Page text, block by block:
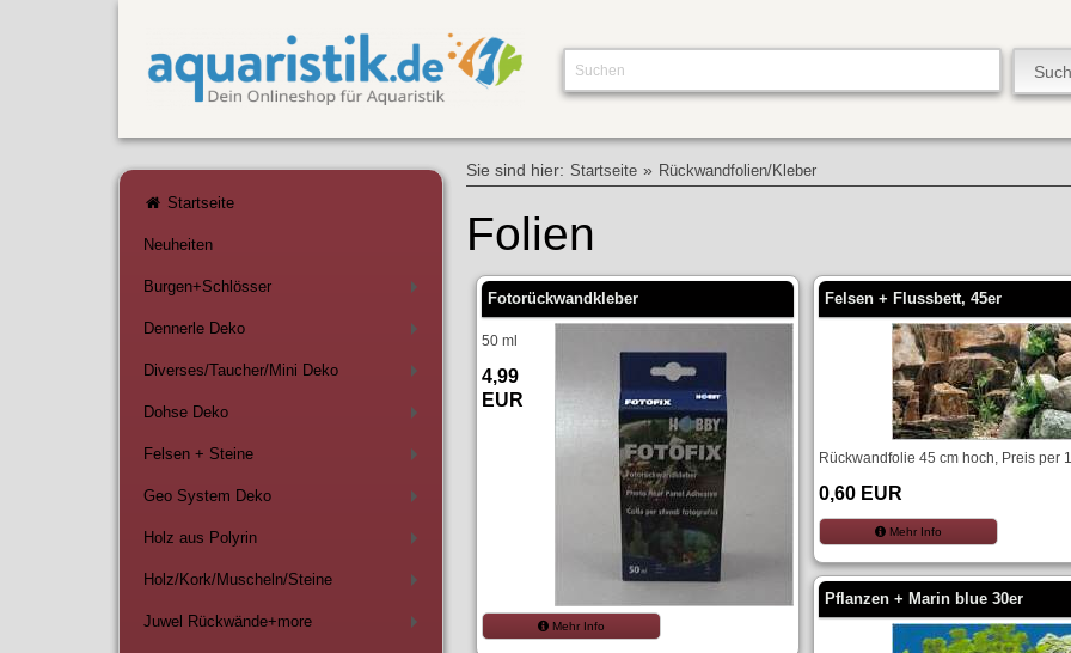
Startseite
Neuheiten
Burgen+Schlösser
Dennerle Deko
Diverses/Taucher/Mini Deko
Dohse Deko
Felsen + Steine
Geo System Deko
Holz aus Polyrin
Holz/Kork/Muscheln/Steine
Juwel Rückwände+more
Sie sind hier: Startseite » Rückwandfolien/Kleber
Folien
Fotorückwandkleber
50 ml
4,99
EUR
Mehr Info
Felsen + Flussbett, 45er
Rückwandfolie 45 cm hoch, Preis per
0,60 EUR
Mehr Info
Pflanzen + Marin blue 30er